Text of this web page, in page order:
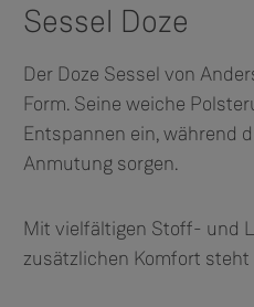
Sessel Doze
Der Doze Sessel von
Form. Seine weiche
Entspannen ein, während
Anmutung sorgen.
Mit vielfältigen Stoff- und
zusätzlichen Komfort